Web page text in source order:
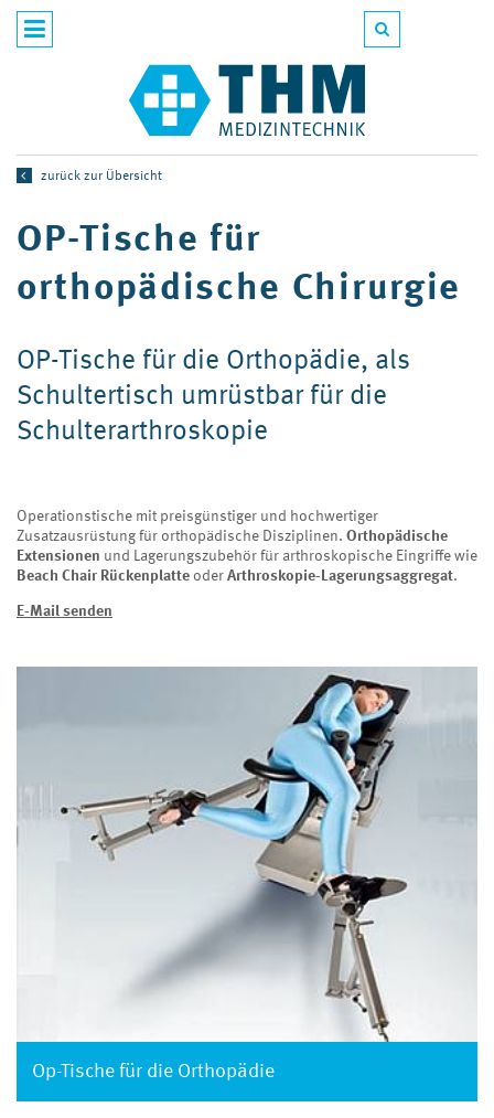
zurück zur Übersicht
OP-Tische für
orthopädische Chirurgie
OP-Tische für die Orthopädie, als
Schultertisch umrüstbar für die
Schulterarthroskopie
Operationstische mit preisgünstiger und hochwertiger
Zusatzausrüstung für orthopädische Disziplinen.Orthopädische
Extensionen und Lagerungszubehör für arthroskopische Eingriffe wie
Beach Chair RückenplatteoderArthroskopie-Lagerungsaggregat.
E-Mail senden
Op-Tische für die Orthopädie